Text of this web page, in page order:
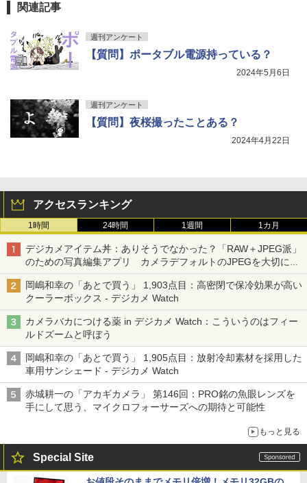
関連記事
週刊アンケート
【質問】ポータブル電源持っている？
2024年5月6日
週刊アンケート
【質問】夜桜撮ったことある？
2024年4月22日
アクセスランキング
1時間 24時間 1週間 1カ月
デジカメアイテム丼：ありそうでなかった？「RAW＋JPEG派」
のための写真編集アプリ カメラデフォルトのJPEGを大切にす
る「Filmator」
岡嶋和幸の「あとで買う」 1,903点目：高密閉で保冷効果が高い
クーラーボックス - デジカメ Watch
カメラバカにつける薬 in デジカメ Watch：こういうのはフィー
ルドズームと呼ぼう
岡嶋和幸の「あとで買う」 1,905点目：放射冷却素材を採用した
車用サンシェード - デジカメ Watch
赤城耕一の「アカギカメラ」 第146回：PRO銘の魚眼レンズを
手にして思う、マイクロフォーサーズへの期待と可能性
もっと見る
Special Site